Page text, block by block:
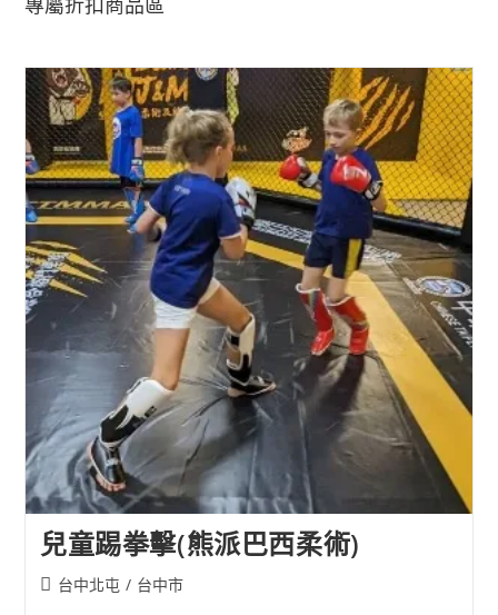
兒童踢拳擊(熊派巴西柔術)
Post台中北屯 / 台中市